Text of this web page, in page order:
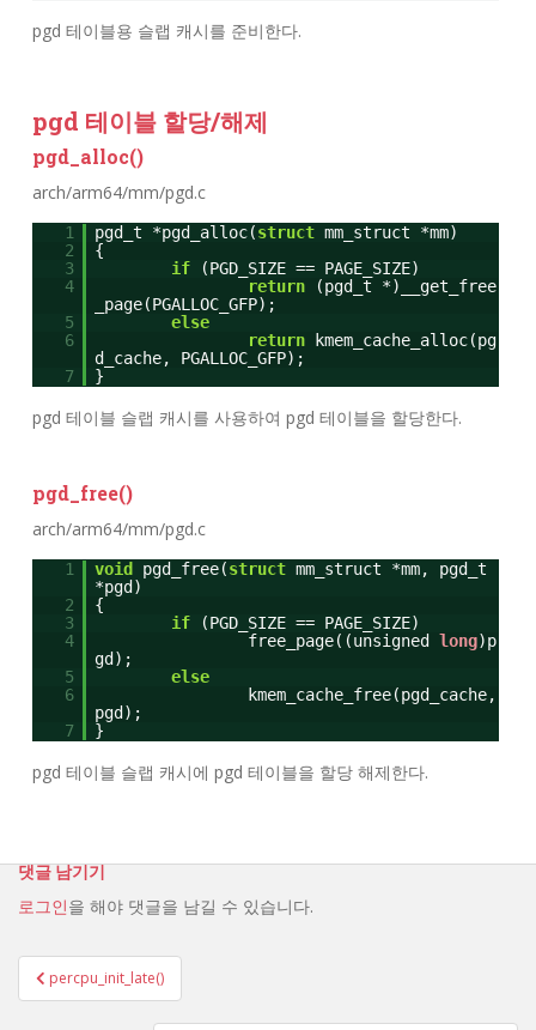
pgd 테이블용 슬랩 캐시를 준비한다.
pgd 테이블 할당/해제
pgd_alloc()
arch/arm64/mm/pgd.c
1 pgd_t *pgd_alloc(struct mm_struct *mm)
2
{
3
if
(PGD_SIZE == PAGE_SIZE)
4
return
(pgd_t *)__get_free
_page(PGALLOC_GFP);
5
else
6
return
kmem_cache_alloc(pg
d_cache, PGALLOC_GFP);
7
}
pgd 테이블 슬랩 캐시를 사용하여 pgd 테이블을 할당한다.
pgd_free()
arch/arm64/mm/pgd.c
1 void pgd_free(struct mm_struct *mm, pgd_t
*pgd)
2
{
3
if
(PGD_SIZE == PAGE_SIZE)
4
free_page((unsigned long)p
gd);
5
else
6
kmem_cache_free(pgd_cache,
pgd);
7
}
pgd 테이블 슬랩 캐시에 pgd 테이블을 할당 해제한다.
댓글 남기기
로그인을 해야 댓글을 남길 수 있습니다.
글 탐색
percpu_init_late()